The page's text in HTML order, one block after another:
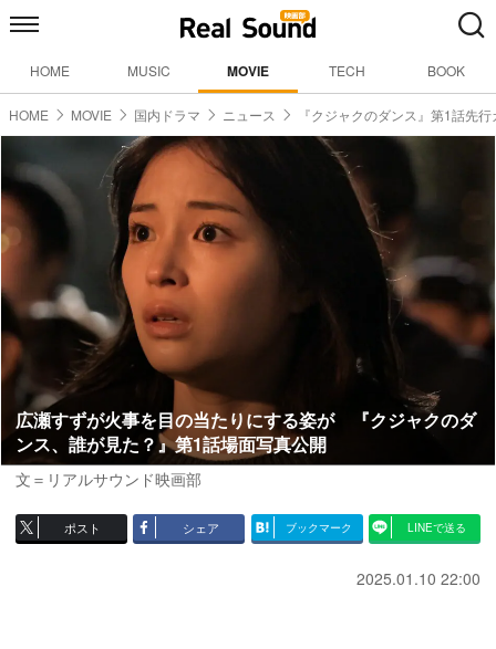
HOME MUSIC MOVIE TECH BOOK
HOME MOVIE 国内ドラマ ニュース 『クジャクのダンス』第1話先
広瀬すずが火事を目の当たりにする姿が 『クジャクのダ
ンス、誰が見た？』第1話場面写真公開
文＝リアルサウンド映画部
ポスト シェア ブックマーク LINEで送る
2025.01.10 22:00